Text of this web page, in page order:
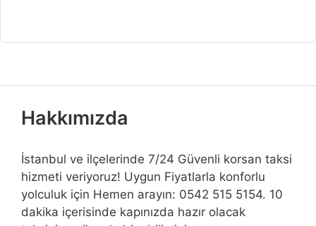
Hakkımızda
İstanbul ve ilçelerinde 7/24 Güvenli korsan taksi
hizmeti veriyoruz! Uygun Fiyatlarla konforlu
yolculuk için Hemen arayın: 0542 515 5154. 10
dakika içerisinde kapınızda hazır olacak